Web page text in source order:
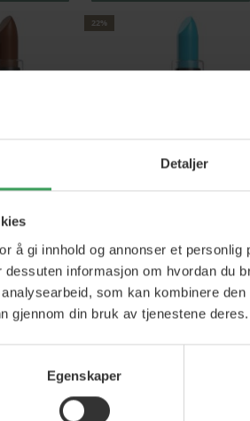
Detaljer
å gi innhold og annonser et
informasjon om hvordan du
som kan kombinere
gjennom din bruk av tjenestene deres.
Egenskaper
22%
3,5 G
Vejl. Pris kr 131,25
Pris kr 101,75
Legg i handlekurven
45%